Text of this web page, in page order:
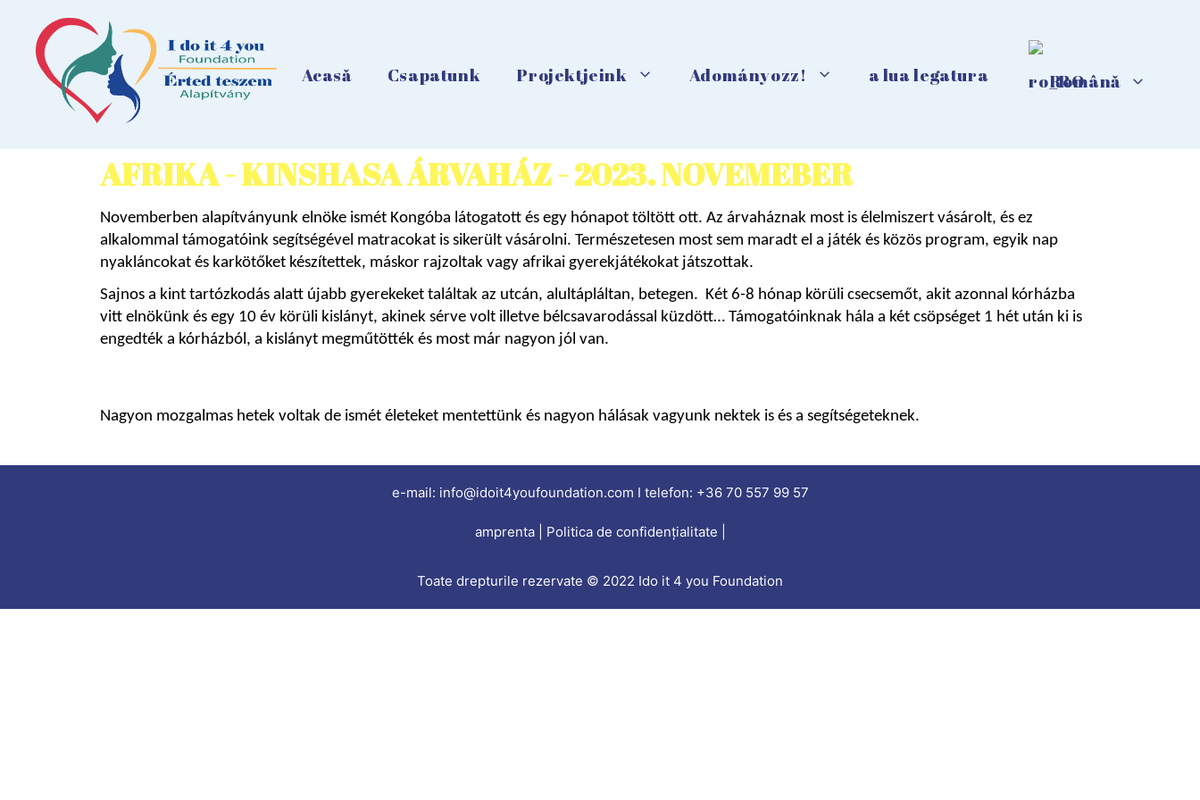
Acasă Csapatunk Projektjeink Adományozz! a lua legatura Română
AFRIKA - KINSHASA ÁRVAHÁZ - 2023. NOVEMEBER
Novemberben alapítványunk elnöke ismét Kongóba látogatott és egy hónapot töltött ott. Az árvaháznak most is élelmiszert vásárolt, és ez
alkalommal támogatóink segítségével matracokat is sikerült vásárolni. Természetesen most sem maradt el a játék és közös program, egyik nap
nyakláncokat és karkötőket készítettek, máskor rajzoltak vagy afrikai gyerekjátékokat játszottak.
Sajnos a kint tartózkodás alatt újabb gyerekeket találtak az utcán, alultápláltan, betegen. Két 6-8 hónap körüli csecsemőt, akit azonnal kórházba
vitt elnökünk és egy 10 év körüli kislányt, akinek sérve volt illetve bélcsavarodással küzdött… Támogatóinknak hála a két csöpséget 1 hét után ki is
engedték a kórházból, a kislányt megműtötték és most már nagyon jól van.
Nagyon mozgalmas hetek voltak de ismét életeket mentettünk és nagyon hálásak vagyunk nektek is és a segítségeteknek.
e-mail: info@idoit4youfoundation.com I telefon: +36 70 557 99 57
amprenta | Politica de confidențialitate |
Toate drepturile rezervate © 2022 Ido it 4 you Foundation